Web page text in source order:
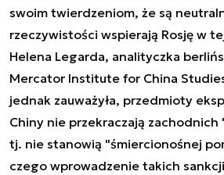
swoim twierdzeniom, że są
rzeczywistości wspierają Rosję w
Helena Legarda, analityczka
Mercator Institute for China
jednak zauważyła, przedmioty
Chiny nie przekraczają
tj. nie stanowią "śmiercionośnej
czego wprowadzenie takich